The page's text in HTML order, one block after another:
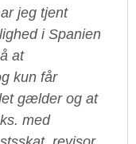
jeg tjent
i Spanien
at
kun får
gælder og at
med